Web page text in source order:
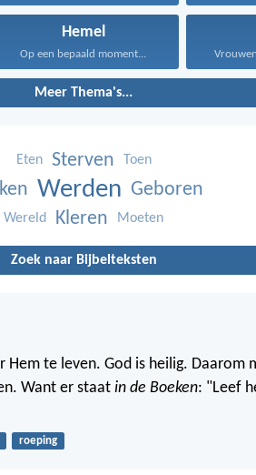
Hemel
Op een bepaald moment...
Meer Thema's...
Eten Sterven Toen
Werden Geboren
Wereld Kleren Moeten
Zoek naar Bijbelteksten
Hem te leven. God is heilig. Daarom
Want er staat in de Boeken: "Leef
roeping